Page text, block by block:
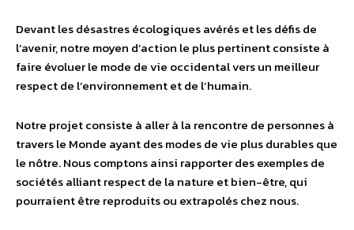
Devant les désastres écologiques avérés et les défis de
l’avenir, notre moyen d’action le plus pertinent consiste à
faire évoluer le mode de vie occidental vers un meilleur
respect de l’environnement et de l’humain.
Notre projet consiste à aller à la rencontre de personnes à
travers le Monde ayant des modes de vie plus durables que
le nôtre. Nous comptons ainsi rapporter des exemples de
sociétés alliant respect de la nature et bien-être, qui
pourraient être reproduits ou extrapolés chez nous.